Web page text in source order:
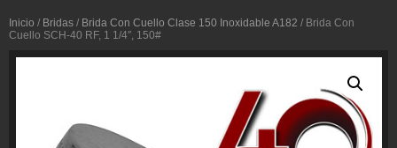
Inicio / Bridas / Brida Con Cuello Clase 150 Inoxidable A182 / Brida Con
Cuello SCH-40 RF, 1 1/4″, 150#